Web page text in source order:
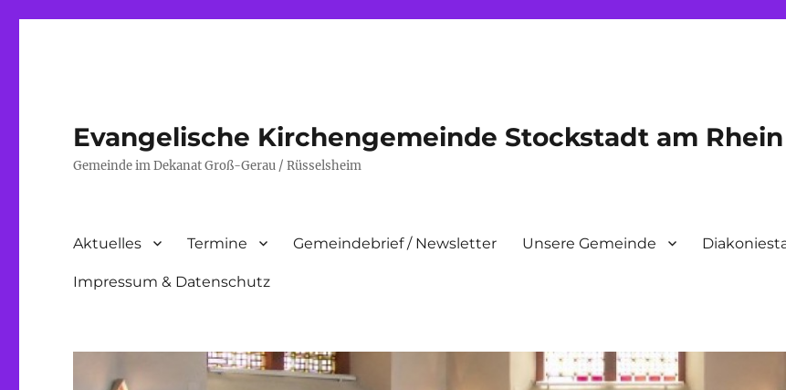
Evangelische Kirchengemeinde Stockstadt am Rhein
Gemeinde im Dekanat Groß-Gerau / Rüsselsheim
Aktuelles Termine Gemeindebrief / Newsletter Unsere Gemeinde
Impressum & Datenschutz